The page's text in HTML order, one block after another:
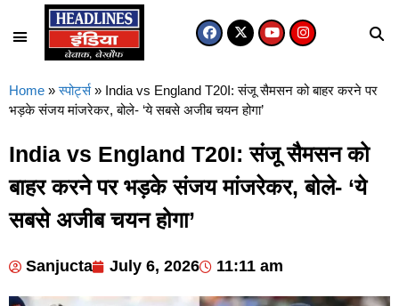
Home » स्पोर्ट्स » India vs England T20I: संजू सैमसन को बाहर करने पर
भड़के संजय मांजरेकर, बोले- ‘ये सबसे अजीब चयन होगा’
India vs England T20I: संजू सैमसन को
बाहर करने पर भड़के संजय मांजरेकर, बोले- ‘ये
सबसे अजीब चयन होगा’
Sanjucta July 6, 2026 11:11 am